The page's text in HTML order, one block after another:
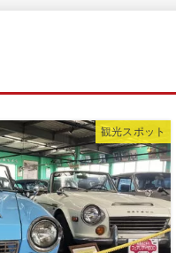
観光スポット